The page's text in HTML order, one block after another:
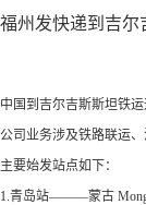
福州发快递到吉尔
中国到吉尔吉斯斯坦铁
公司业务涉及铁路联运、
主要始发站点如下：
1.青岛站———蒙古